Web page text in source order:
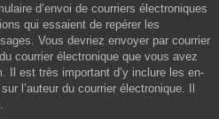
d’envoi de courriers électroniques
qui essaient de repérer les
Vous devriez envoyer par courrier
courrier électronique que vous avez
Il est très important d’y inclure les en-
l’auteur du courrier électronique. Il